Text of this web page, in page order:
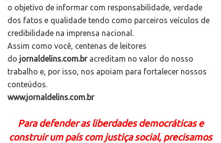
o objetivo de informar com responsabilidade, verdade
dos fatos e qualidade tendo como parceiros veículos de
credibilidade na imprensa nacional.
Assim como você, centenas de leitores
do jornaldelins.com.bracreditam no valor do nosso
trabalho e, por isso, nos apoiam para fortalecer nossos
conteúdos.
www.jornaldelins.com.br
Para defender as liberdades democráticas e
construir um país com justiça social, precisamos